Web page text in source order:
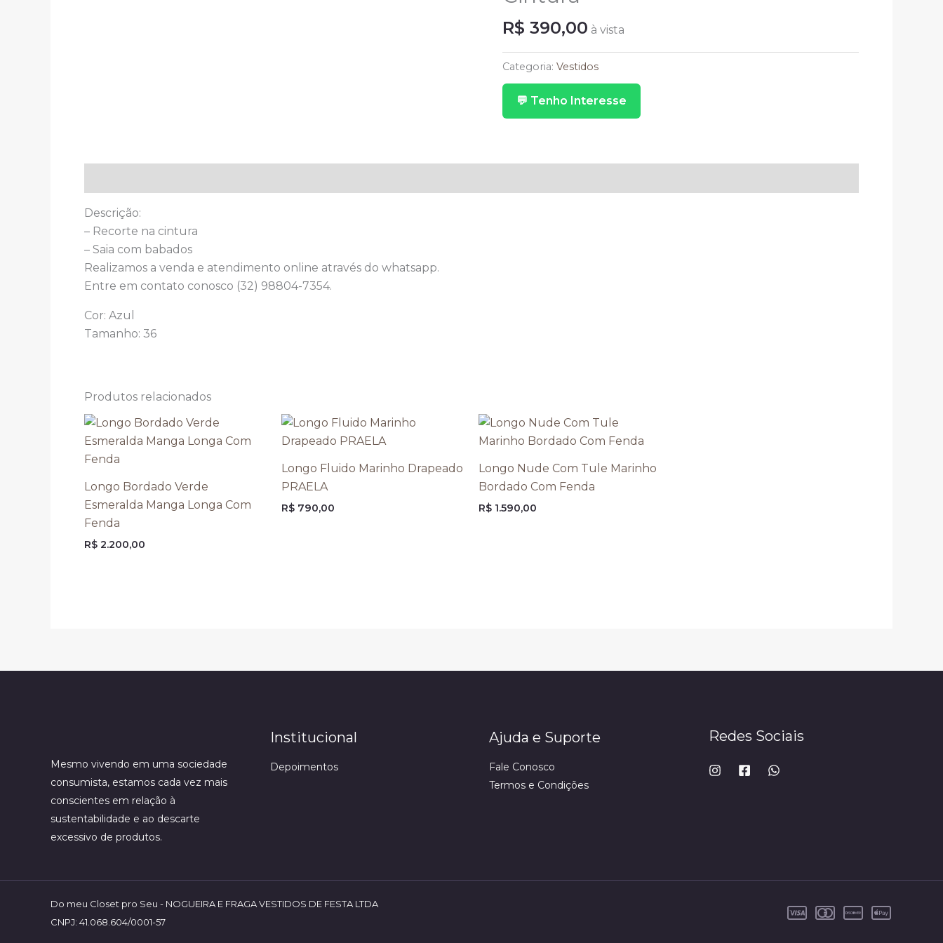
R$ 390,00 à vista
Azul
Royal
Fluido
Com
Recorte
Categoria:Vestidos
💬 Tenho Interesse
Descrição:
– Recorte na cintura
– Saia com babados
Realizamos a venda e atendimento online através do whatsapp.
Entre em contato conosco (32) 98804-7354.
Cor: Azul
Tamanho: 36
Produtos relacionados
Longo Bordado Verde
Esmeralda Manga Longa Com
Fenda
R$ 2.200,00
Longo Fluido Marinho Drapeado
PRAELA
R$ 790,00
Longo Nude Com Tule Marinho
Bordado Com Fenda
R$ 1.590,00
Mesmo vivendo em uma sociedade
consumista, estamos cada vez mais
conscientes em relação à
sustentabilidade e ao descarte
excessivo de produtos.
Institucional
Depoimentos
Ajuda e Suporte
Fale Conosco
Termos e Condições
Redes Sociais
Do meu Closet pro Seu - NOGUEIRA E FRAGA VESTIDOS DE FESTA LTDA
CNPJ: 41.068.604/0001-57